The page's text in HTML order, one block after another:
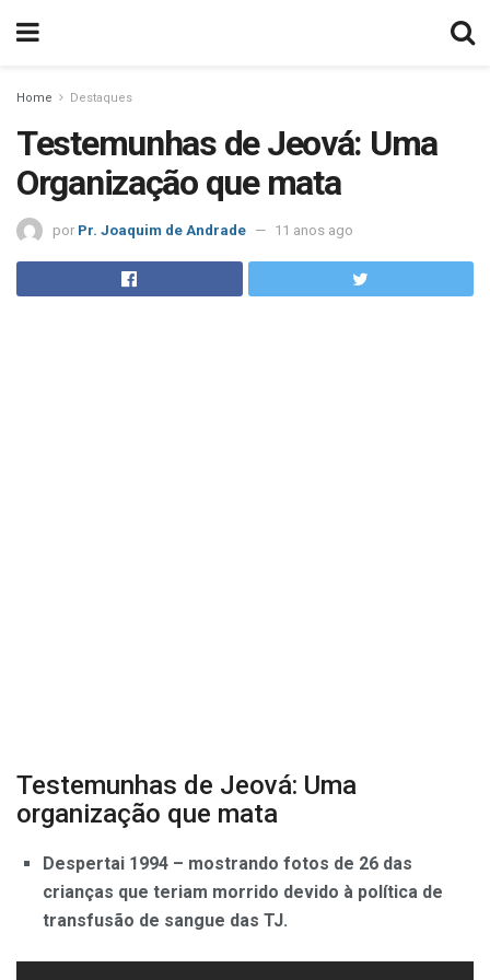
Home Destaques
Testemunhas de Jeová: Uma
Organização que mata
por Pr. Joaquim de Andrade 11 anos ago
Testemunhas de Jeová: Uma
organização que mata
Despertai 1994 – mostrando fotos de 26 das
crianças que teriam morrido devido à política de
transfusão de sangue das TJ.